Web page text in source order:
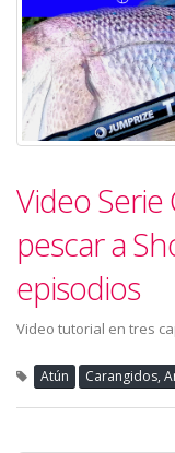
Video
pescar a
episodios
Video tutorial en tres
Atún Carangidos,